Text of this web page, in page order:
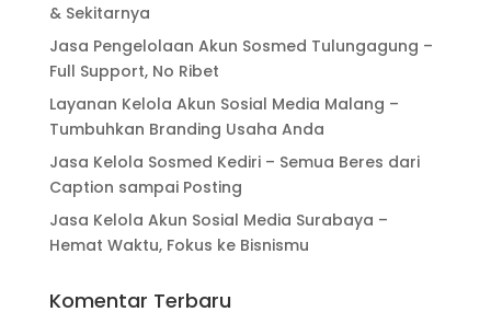
& Sekitarnya
Jasa Pengelolaan Akun Sosmed Tulungagung –
Full Support, No Ribet
Layanan Kelola Akun Sosial Media Malang –
Tumbuhkan Branding Usaha Anda
Jasa Kelola Sosmed Kediri – Semua Beres dari
Caption sampai Posting
Jasa Kelola Akun Sosial Media Surabaya –
Hemat Waktu, Fokus ke Bisnismu
Komentar Terbaru